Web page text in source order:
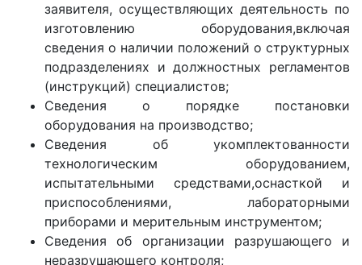
заявителя, осуществляющих деятельность по
изготовлению оборудования,включая
сведения о наличии положений о структурных
подразделениях и должностных регламентов
(инструкций) специалистов;
Сведения о порядке постановки
оборудования на производство;
Сведения об укомплектованности
технологическим оборудованием,
испытательными средствами,оснасткой и
приспособлениями, лабораторными
приборами и мерительным инструментом;
Сведения об организации разрушающего и
неразрушающего контроля;